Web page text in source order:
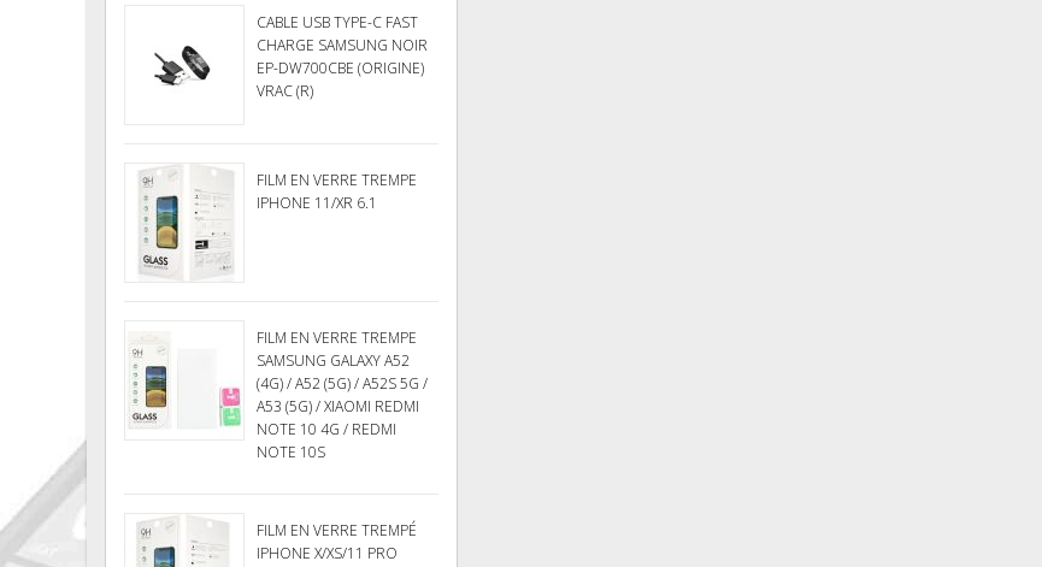
CABLE USB TYPE-C FAST
CHARGE SAMSUNG NOIR
EP-DW700CBE (ORIGINE)
VRAC (R)
FILM EN VERRE TREMPE
IPHONE 11/XR 6.1
FILM EN VERRE TREMPE
SAMSUNG GALAXY A52
(4G) / A52 (5G) / A52S 5G /
A53 (5G) / XIAOMI REDMI
NOTE 10 4G / REDMI
NOTE 10S
FILM EN VERRE TREMPÉ
IPHONE X/XS/11 PRO